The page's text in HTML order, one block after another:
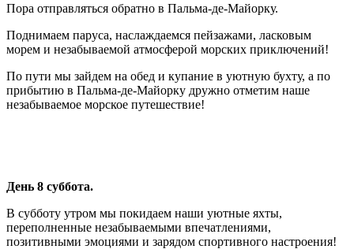
Пора отправляться обратно в Пальма-де-Майорку.
Поднимаем паруса, наслаждаемся пейзажами, ласковым
морем и незабываемой атмосферой морских приключений!
По пути мы зайдем на обед и купание в уютную бухту, а по
прибытию в Пальма-де-Майорку дружно отметим наше
незабываемое морское путешествие!
День 8 суббота.
В субботу утром мы покидаем наши уютные яхты,
переполненные незабываемыми впечатлениями,
позитивными эмоциями и зарядом спортивного настроения!